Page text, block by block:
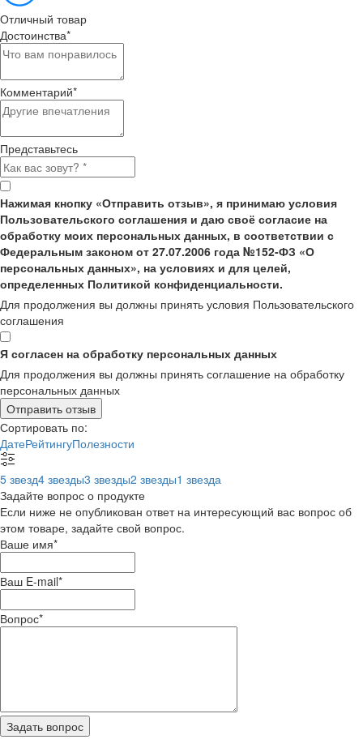
Отличный товар
Достоинства*
Комментарий*
Представьтесь
Нажимая кнопку «Отправить отзыв», я принимаю условия
Пользовательского соглашения и даю своё согласие на
обработку моих персональных данных, в соответствии с
Федеральным законом от 27.07.2006 года №152-ФЗ «О
персональных данных», на условиях и для целей,
определенных Политикой конфиденциальности.
Для продолжения вы должны принять условия Пользовательского
соглашения
Я согласен на обработку персональных данных
Для продолжения вы должны принять соглашение на обработку
персональных данных
Отправить отзыв
Сортировать по:
ДатеРейтингуПолезности
5 звезд4 звезды3 звезды2 звезды1 звезда
Задайте вопрос о продукте
Если ниже не опубликован ответ на интересующий вас вопрос об
этом товаре, задайте свой вопрос.
Ваше имя*
Ваш E-mail*
Вопрос*